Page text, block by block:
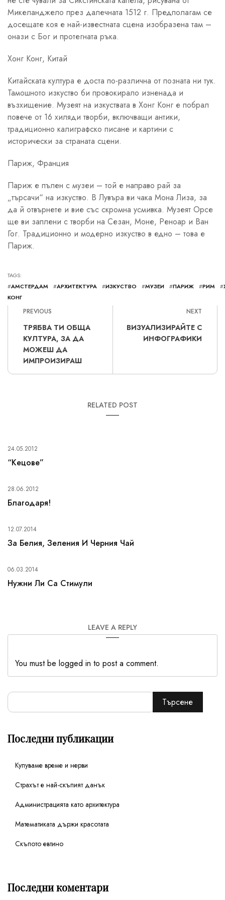
Микеланджело през далечната 1512 г. Предполагам се
досещате коя е най-известната сцена изобразена там –
онази с Бог и протегната ръка.
Хонг Конг, Китай
Китайската култура е доста по-различна от позната ни тук.
Тамошното изкуство би провокирало изненада и
възхищение. Музеят на изкуствата в Хонг Конг е побрал
повече от 16 хиляди творби, включващи антики,
традиционно калиграфско писане и картини с
исторически за страната сцени.
Париж, Франция
Париж е пълен с музеи – той е направо рай за
„търсачи“ на изкуство. В Лувъра ви чака Мона Лиза, за
да й отвърнете и вие със скромна усмивка. Музеят Орсе
ще ви заплени с творби на Сезан, Моне, Реноар и Ван
Гог. Традиционно и модерно изкуство в едно – това е
Париж.
TAGS:
#АМСТЕРДАМ #АРХИТЕКТУРА #ИЗКУСТВО #МУЗЕИ #ПАРИЖ #РИМ #
КОНГ
PREVIOUS
ТРЯБВА ТИ ОБЩА
КУЛТУРА, ЗА ДА
МОЖЕШ ДА
ИМПРОИЗИРАШ
NEXT
ВИЗУАЛИЗИРАЙТЕ С
ИНФОГРАФИКИ
RELATED POST
24.05.2012
“Кецове”
28.06.2012
Благодаря!
12.07.2014
За Белия, Зеления И Черния Чай
06.03.2014
Нужни Ли Са Стимули
LEAVE A REPLY
You must be logged in to post a comment.
Търсене
Последни публикации
Купуваме време и нерви
Страхът е най-скъпият данък
Администрацията като архитектура
Математиката държи красотата
Скъпото евтино
Последни коментари